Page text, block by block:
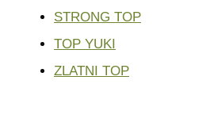
STRONG TOP
TOP YUKI
ZLATNI TOP